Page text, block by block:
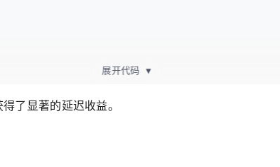
展开代码 ▼
了显著的延迟收益。